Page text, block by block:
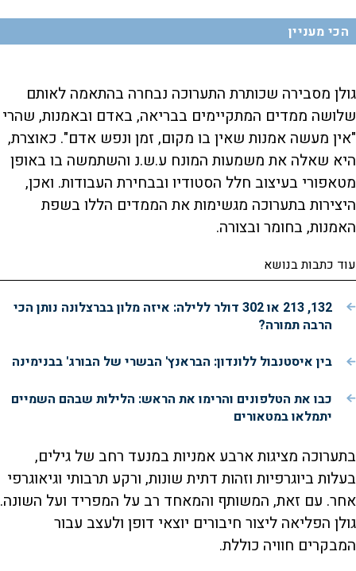
הכי מעניין
גולן מסבירה שכותרת התערוכה נבחרה בהתאמה לאותם
שלושה ממדים המתקיימים בבריאה, באדם ובאמנות, שהרי
"אין מעשה אמנות שאין בו מקום, זמן ונפש אדם". כאוצרת,
היא שאלה את משמעות המונח ע.ש.נ והשתמשה בו באופן
מטאפורי בעיצוב חלל הסטודיו ובבחירת העבודות. ואכן,
היצירות בתערוכה מגשימות את הממדים הללו בשפת
האמנות, בחומר ובצורה.
עוד כתבות בנושא
132, 213 או 302 דולר ללילה: איזה מלון בברצלונה נותן הכי
הרבה תמורה?
בין איסטנבול ללונדון: הבראנץ' הבשרי של הבורג' בבנימינה
כבו את הטלפונים והרימו את הראש: הלילות שבהם השמיים
יתמלאו במטאורים
בתערוכה מציגות ארבע אמניות במנעד רחב של גילים,
בעלות ביוגרפיות וזהות דתית שונות, ורקע תרבותי וגיאוגרפי
אחר. עם זאת, המשותף והמאחד רב על המפריד ועל השונה.
גולן הפליאה ליצור חיבורים יוצאי דופן ולעצב עבור
המבקרים חוויה כוללת.